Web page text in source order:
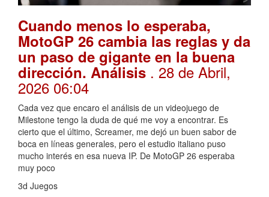
Cuando menos lo esperaba,
MotoGP 26 cambia las reglas y da
un paso de gigante en la buena
dirección. Análisis . 28 de Abril,
2026 06:04
Cada vez que encaro el análisis de un videojuego de
Milestone tengo la duda de qué me voy a encontrar. Es
cierto que el último, Screamer, me dejó un buen sabor de
boca en líneas generales, pero el estudio italiano puso
mucho interés en esa nueva IP. De MotoGP 26 esperaba
muy poco
3d Juegos